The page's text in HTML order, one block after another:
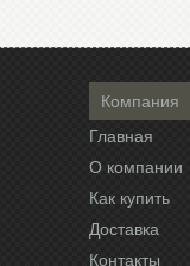
Компания
Главная
О компании
Как купить
Доставка
Контакты